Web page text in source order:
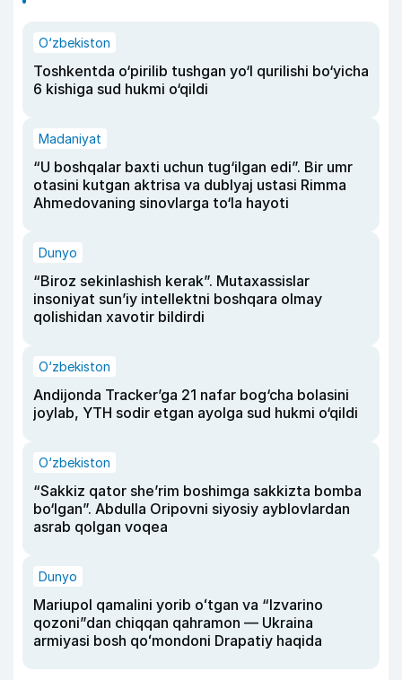
O‘zbekiston
Toshkentda o‘pirilib tushgan yo‘l qurilishi bo‘yicha
6 kishiga sud hukmi o‘qildi
Madaniyat
“U boshqalar baxti uchun tug‘ilgan edi”. Bir umr
otasini kutgan aktrisa va dublyaj ustasi Rimma
Ahmedovaning sinovlarga to‘la hayoti
Dunyo
“Biroz sekinlashish kerak”. Mutaxassislar
insoniyat sun’iy intellektni boshqara olmay
qolishidan xavotir bildirdi
O‘zbekiston
Andijonda Tracker’ga 21 nafar bog‘cha bolasini
joylab, YTH sodir etgan ayolga sud hukmi o‘qildi
O‘zbekiston
“Sakkiz qator she’rim boshimga sakkizta bomba
bo‘lgan”. Abdulla Oripovni siyosiy ayblovlardan
asrab qolgan voqea
Dunyo
Mariupol qamalini yorib oʻtgan va “Izvarino
qozoni”dan chiqqan qahramon — Ukraina
armiyasi bosh qoʻmondoni Drapatiy haqida